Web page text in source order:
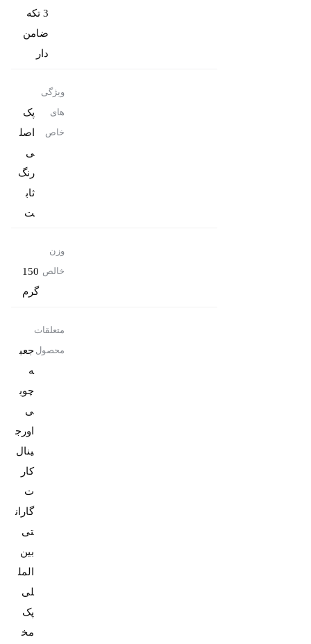
3 تکه
ضامن
دار
ویژگی
های
خاص
پک
اصل
رنگ
ثاب
ت
وزن
خالص 150
گرم
متعلقات
محصول جعب
ه
چوب
ی
اورج
کار
ت
گاران
تی
بین
المل
پک
مخ